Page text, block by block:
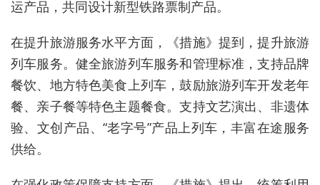
运产品，共同设计新型铁路票制产品。
在提升旅游服务水平方面，《措施》提到，提升旅游
列车服务。健全旅游列车服务和管理标准，支持品牌
餐饮、地方特色美食上列车，鼓励旅游列车开发老年
餐、亲子餐等特色主题餐食。支持文艺演出、非遗体
验、文创产品、“老字号”产品上列车，丰富在途服务
供给。